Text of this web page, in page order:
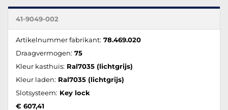
41-9049-002
Artikelnummer fabrikant: 78.469.020
Draagvermogen: 75
Kleur kasthuis: Ral7035 (lichtgrijs)
Kleur laden: Ral7035 (lichtgrijs)
Slotsysteem: Key lock
€ 607,41